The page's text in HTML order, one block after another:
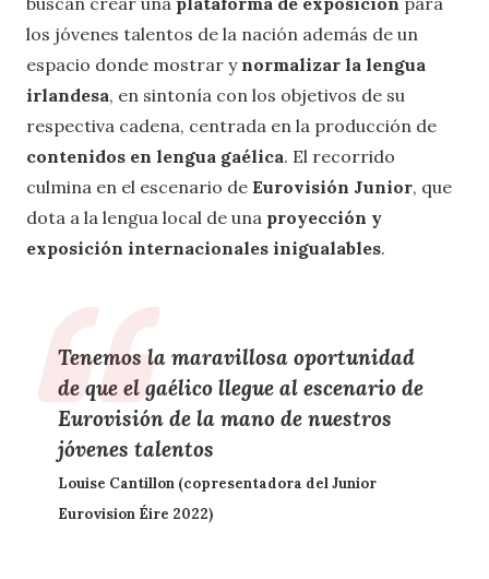
los jóvenes talentos de la nación además de un
espacio donde mostrar y normalizar la lengua
irlandesa, en sintonía con los objetivos de su
respectiva cadena, centrada en la producción de
contenidos en lengua gaélica. El recorrido
culmina en el escenario de Eurovisión Junior, que
dota a la lengua local de una proyección y
exposición internacionales inigualables.
Tenemos la maravillosa oportunidad
de que el gaélico llegue al escenario de
Eurovisión de la mano de nuestros
jóvenes talentos
Louise Cantillon (copresentadora del Junior
Eurovision Éire 2022)